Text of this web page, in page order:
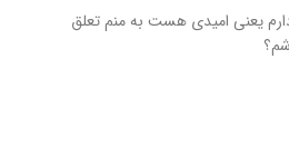
یعنی امیدی هست به منم تعلق